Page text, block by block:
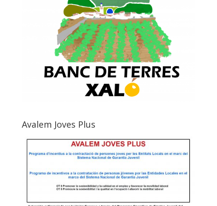
Avalem Joves Plus